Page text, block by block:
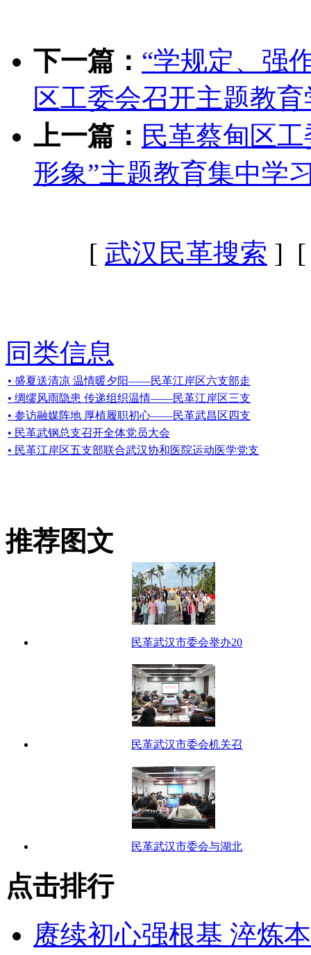
下一篇： “学规定、强
区工委会召开主题教
上一篇： 民革蔡甸区
形象”主题教育集中学
[ 武汉民革搜索 ]
同类信息
• 盛夏送清凉 温情暖夕阳——民革江岸区六支部走
• 绸缪风雨隐患 传递组织温情——民革江岸区三支
• 参访融媒阵地 厚植履职初心——民革武昌区四支
• 民革武钢总支召开全体党员大会
• 民革江岸区五支部联合武汉协和医院运动医学党支
推荐图文
民革武汉市委会举办20
民革武汉市委会机关召
民革武汉市委会与湖北
点击排行
赓续初心强根基 淬炼